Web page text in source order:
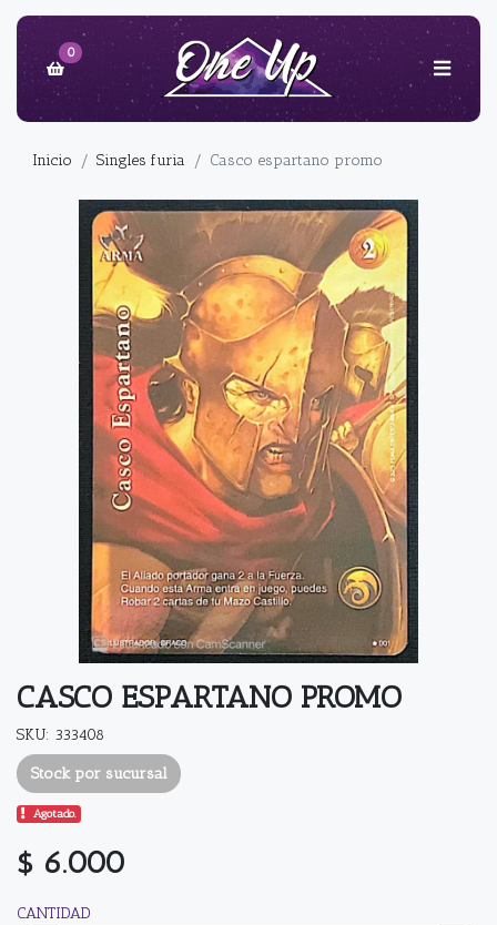
0
Inicio Singles furia Casco espartano promo
CASCO ESPARTANO PROMO
SKU: 333408
Stock por sucursal
Agotado.
$ 6.000
CANTIDAD